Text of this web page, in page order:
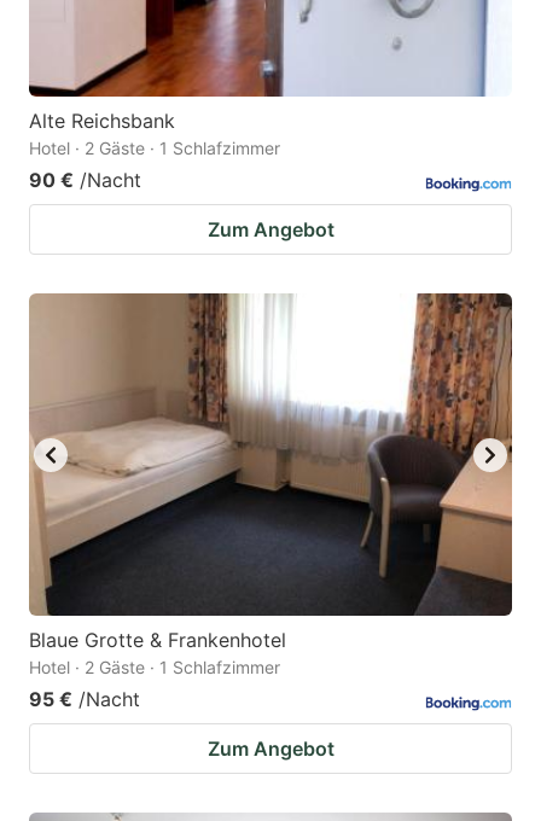
Alte Reichsbank
Hotel · 2 Gäste · 1 Schlafzimmer
90 € /Nacht
Zum Angebot
Blaue Grotte & Frankenhotel
Hotel · 2 Gäste · 1 Schlafzimmer
95 € /Nacht
Zum Angebot